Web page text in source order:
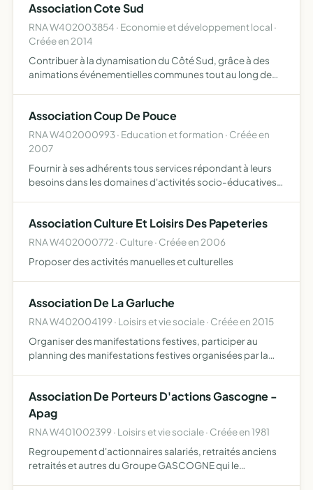
Association Cote Sud
RNA W402003854 · Economie et développement local ·
Créée en 2014
Contribuer à la dynamisation du Côté Sud, grâce à des
animations événementielles communes tout au long de
l'association …
Association Coup De Pouce
RNA W402000993 · Education et formation · Créée en
2007
Fournir à ses adhérents tous services répondant à leurs
besoins dans les domaines d'activités socio-éducatives
Association Culture Et Loisirs Des Papeteries
RNA W402000772 · Culture · Créée en 2006
Proposer des activités manuelles et culturelles
Association De La Garluche
RNA W402004199 · Loisirs et vie sociale · Créée en 2015
Organiser des manifestations festives, participer au
planning des manifestations festives organisées par la
Association De Porteurs D'actions Gascogne -
Apag
RNA W401002399 · Loisirs et vie sociale · Créée en 1981
Regroupement d'actionnaires salariés, retraités anciens
retraités et autres du Groupe GASCOGNE qui le